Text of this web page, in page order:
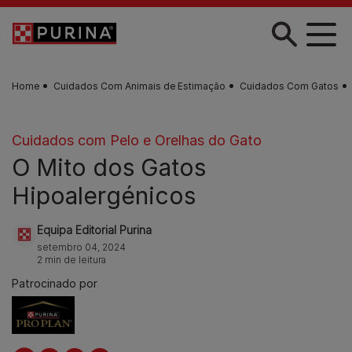
Skip to main content
Home Cuidados Com Animais de Estimação Cuidados Com Gatos
Cuidados com Pelo e Orelhas do Gato
O Mito dos Gatos
Hipoalergénicos
Equipa Editorial Purina
setembro 04, 2024
2 min de leitura
Patrocinado por